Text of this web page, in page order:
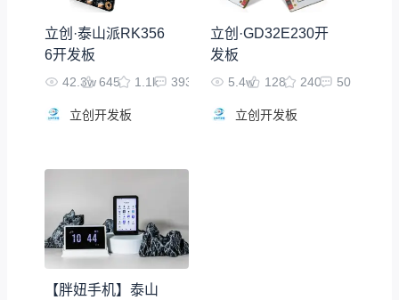
立创·泰山派RK356
6开发板
42.3w645 1.1k 393
立创开发板
立创·GD32E230开
发板
5.4w 128 240 50
立创开发板
【胖妞手机】泰山